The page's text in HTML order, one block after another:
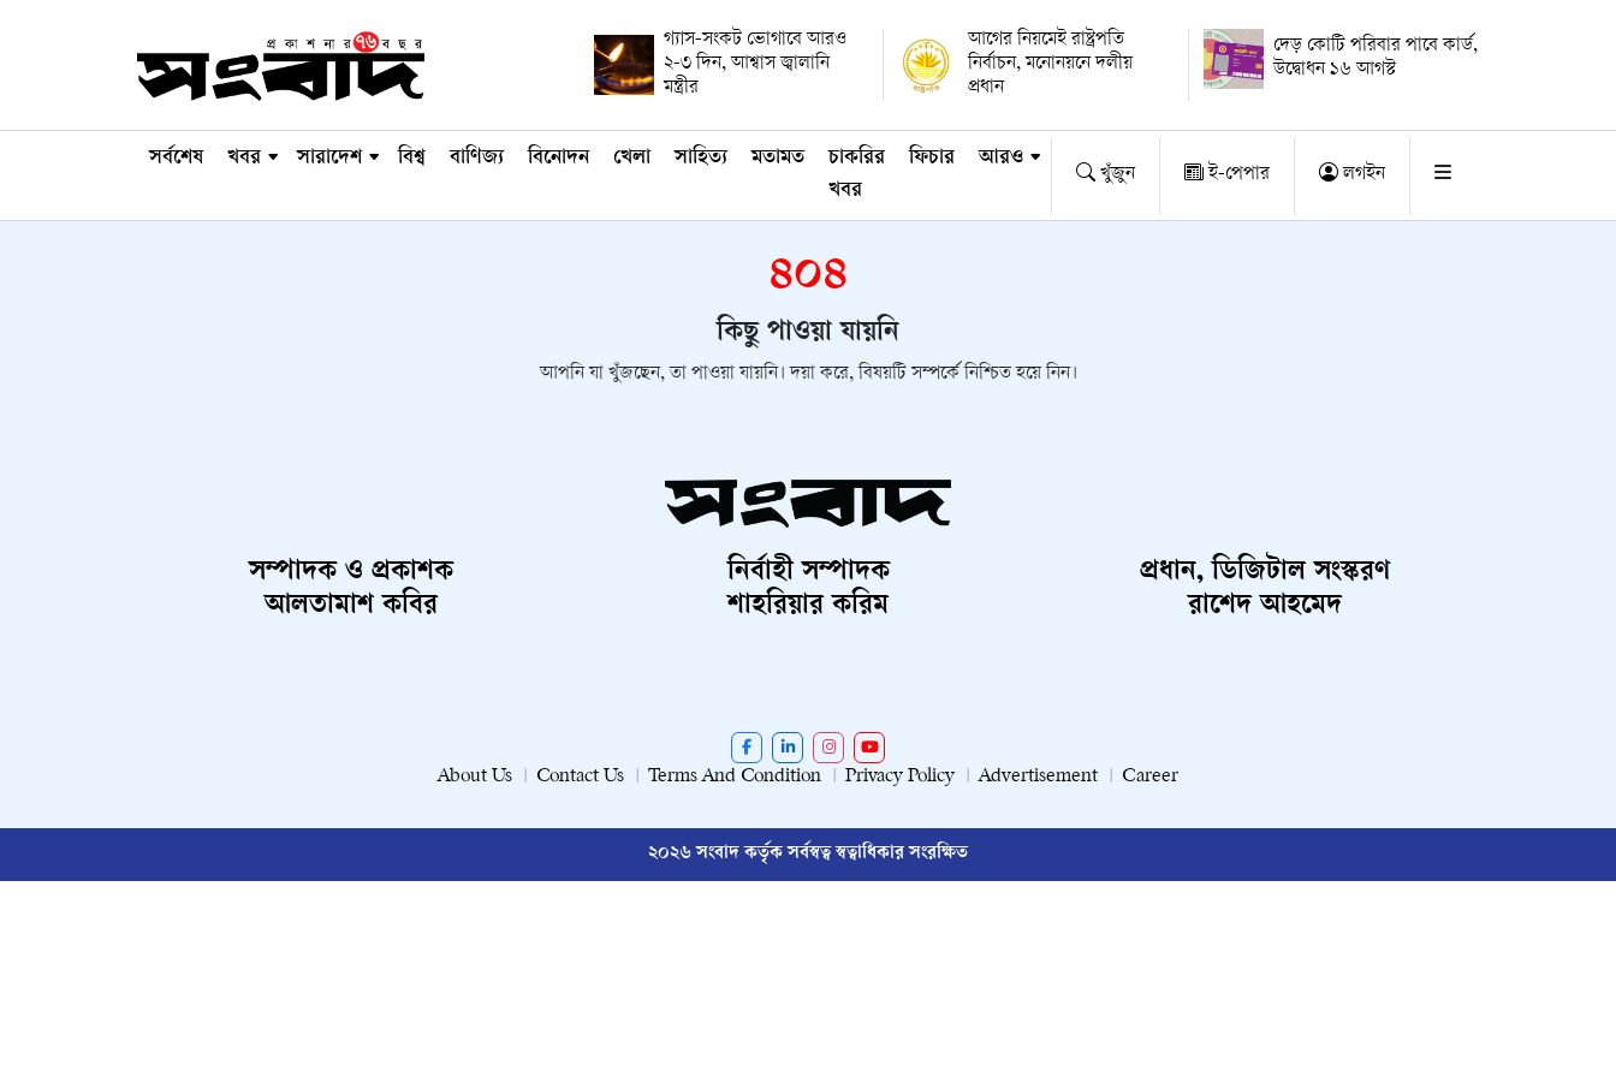
গ্যাস-সংকট ভোগাবে আরও
২-৩ দিন, আশ্বাস জ্বালানি
মন্ত্রীর
আগের নিয়মেই রাষ্ট্রপতি
নির্বাচন, মনোনয়নে দলীয়
প্রধান
দেড় কোটি পরিবার পাবে কার্ড,
উদ্বোধন ১৬ আগস্ট
সর্বশেষ খবর সারাদেশ বিশ্ব বাণিজ্য বিনোদন খেলা সাহিত্য মতামত
চাকরির
খবর
ফিচার আরও
খুঁজুন ই-পেপার লগইন
৪০৪
কিছু পাওয়া যায়নি
আপনি যা খুঁজছেন, তা পাওয়া যায়নি। দয়া করে, বিষয়টি সম্পর্কে নিশ্চিত হয়ে নিন।
সম্পাদক ও প্রকাশক
আলতামাশ কবির
নির্বাহী সম্পাদক
শাহরিয়ার করিম
প্রধান, ডিজিটাল সংস্করণ
রাশেদ আহমেদ
About Us Contact Us Terms And Condition Privacy Policy Advertisement Career
২০২৬ সংবাদ কর্তৃক সর্বস্বত্ব স্বত্বাধিকার সংরক্ষিত